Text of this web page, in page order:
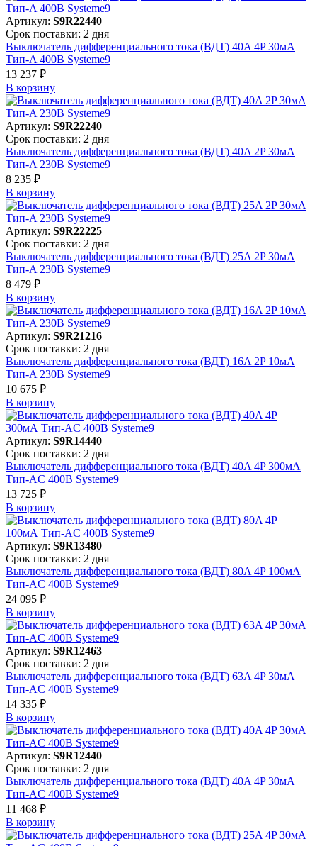
Артикул: S9R22440
Срок поставки: 2 дня
Выключатель дифференциального тока (ВДТ) 40A 4P 30мА
Тип-A 400В Systeme9
13 237 ₽
В корзинy
Артикул: S9R22240
Срок поставки: 2 дня
Выключатель дифференциального тока (ВДТ) 40A 2P 30мА
Тип-A 230В Systeme9
8 235 ₽
В корзинy
Артикул: S9R22225
Срок поставки: 2 дня
Выключатель дифференциального тока (ВДТ) 25A 2P 30мА
Тип-A 230В Systeme9
8 479 ₽
В корзинy
Артикул: S9R21216
Срок поставки: 2 дня
Выключатель дифференциального тока (ВДТ) 16A 2P 10мА
Тип-A 230В Systeme9
10 675 ₽
В корзинy
Артикул: S9R14440
Срок поставки: 2 дня
Выключатель дифференциального тока (ВДТ) 40A 4P 300мА
Тип-AC 400В Systeme9
13 725 ₽
В корзинy
Артикул: S9R13480
Срок поставки: 2 дня
Выключатель дифференциального тока (ВДТ) 80A 4P 100мА
Тип-AC 400В Systeme9
24 095 ₽
В корзинy
Артикул: S9R12463
Срок поставки: 2 дня
Выключатель дифференциального тока (ВДТ) 63A 4P 30мА
Тип-AC 400В Systeme9
14 335 ₽
В корзинy
Артикул: S9R12440
Срок поставки: 2 дня
Выключатель дифференциального тока (ВДТ) 40A 4P 30мА
Тип-AC 400В Systeme9
11 468 ₽
В корзинy